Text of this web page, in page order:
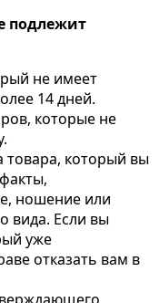
подлежит
не имеет
14 дней.
которые не
товара, который вы
ношение или
вида. Если вы
уже
отказать вам в